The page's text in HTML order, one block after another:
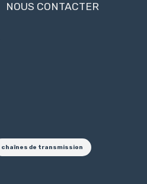
NOUS CONTACTER
chaînes de transmission